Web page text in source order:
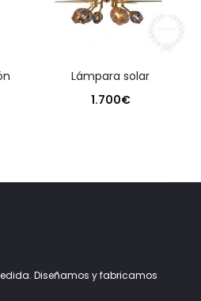
lámpara solar
1.700€
Diseñamos y fabricamos